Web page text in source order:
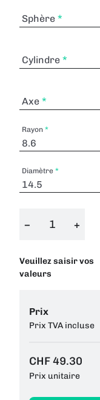
Sphère
Cylindre
Axe
Rayon
Diamètre
− +
Veuillez saisir vos
valeurs
Prix
Prix TVA incluse
CHF 49.30
Prix unitaire